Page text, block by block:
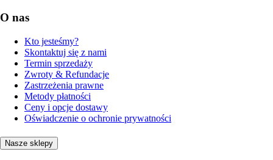
O nas
Kto jesteśmy?
Skontaktuj się z nami
Termin sprzedaży
Zwroty & Refundacje
Zastrzeżenia prawne
Metody płatności
Ceny i opcje dostawy
Oświadczenie o ochronie prywatności
Nasze sklepy